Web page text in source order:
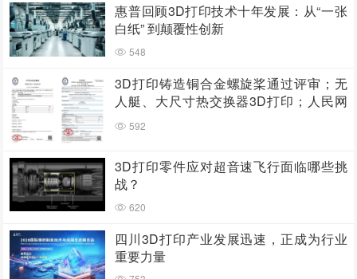
惠普回顾3D打印技术十年发展：从“一张
白纸” 到颠覆性创新
548
3D打印铸造铜合金螺旋桨通过评审；无
人艇、大尺寸热交换器3D打印；人民网
报道两家3D打印企业
592
3D打印零件应对超音速飞行面临哪些挑
战？
620
四川3D打印产业发展迅速，正成为行业
重要力量